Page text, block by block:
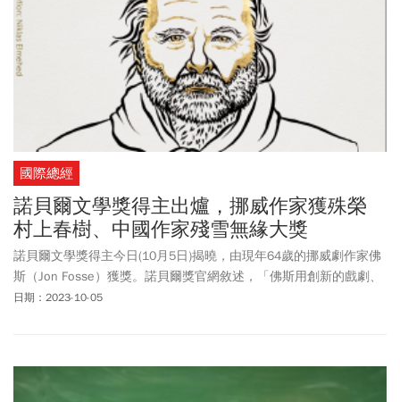
交部對哈瑪斯進行恐怖暴力攻擊以色列平民造成傷亡，表達嚴正譴
責，外交部亞西及非洲司司長賀忠義大使，於第一時間代表外交部
長吳釗燮，向駐台北以色列經濟文化辦事處代表游瑪雅（Maya
Yaron）表達台灣慰問之意。外交部將持續與理念相近國家合作，共
同抵抗一切形式的恐怖主義攻擊行動。烏克蘭總統澤倫斯基也發文
聲援以色列，表示向在恐怖攻擊中失去親人的所有人表示哀悼，烏
克蘭相信秩序將會恢復，恐怖分子將被擊敗。
國際總經
諾貝爾文學獎得主出爐，挪威作家獲殊榮
村上春樹、中國作家殘雪無緣大獎
諾貝爾文學獎得主今日(10月5日)揭曉，由現年64歲的挪威劇作家佛
斯（Jon Fosse）獲獎。諾貝爾獎官網敘述，「佛斯用創新的戲劇、
散文，描述出那些難以言喻(unsayable)的事物」。
日期：2023-10-05